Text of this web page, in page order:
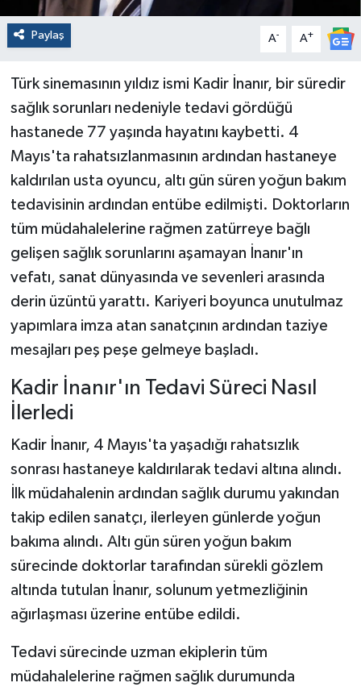
Paylaş A- A+
Türk sinemasının yıldız ismi Kadir İnanır, bir süredir
sağlık sorunları nedeniyle tedavi gördüğü
hastanede 77 yaşında hayatını kaybetti. 4
Mayıs'ta rahatsızlanmasının ardından hastaneye
kaldırılan usta oyuncu, altı gün süren yoğun bakım
tedavisinin ardından entübe edilmişti. Doktorların
tüm müdahalelerine rağmen zatürreye bağlı
gelişen sağlık sorunlarını aşamayan İnanır'ın
vefatı, sanat dünyasında ve sevenleri arasında
derin üzüntü yarattı. Kariyeri boyunca unutulmaz
yapımlara imza atan sanatçının ardından taziye
mesajları peş peşe gelmeye başladı.
Kadir İnanır'ın Tedavi Süreci Nasıl
İlerledi
Kadir İnanır, 4 Mayıs'ta yaşadığı rahatsızlık
sonrası hastaneye kaldırılarak tedavi altına alındı.
İlk müdahalenin ardından sağlık durumu yakından
takip edilen sanatçı, ilerleyen günlerde yoğun
bakıma alındı. Altı gün süren yoğun bakım
sürecinde doktorlar tarafından sürekli gözlem
altında tutulan İnanır, solunum yetmezliğinin
ağırlaşması üzerine entübe edildi.
Tedavi sürecinde uzman ekiplerin tüm
müdahalelerine rağmen sağlık durumunda